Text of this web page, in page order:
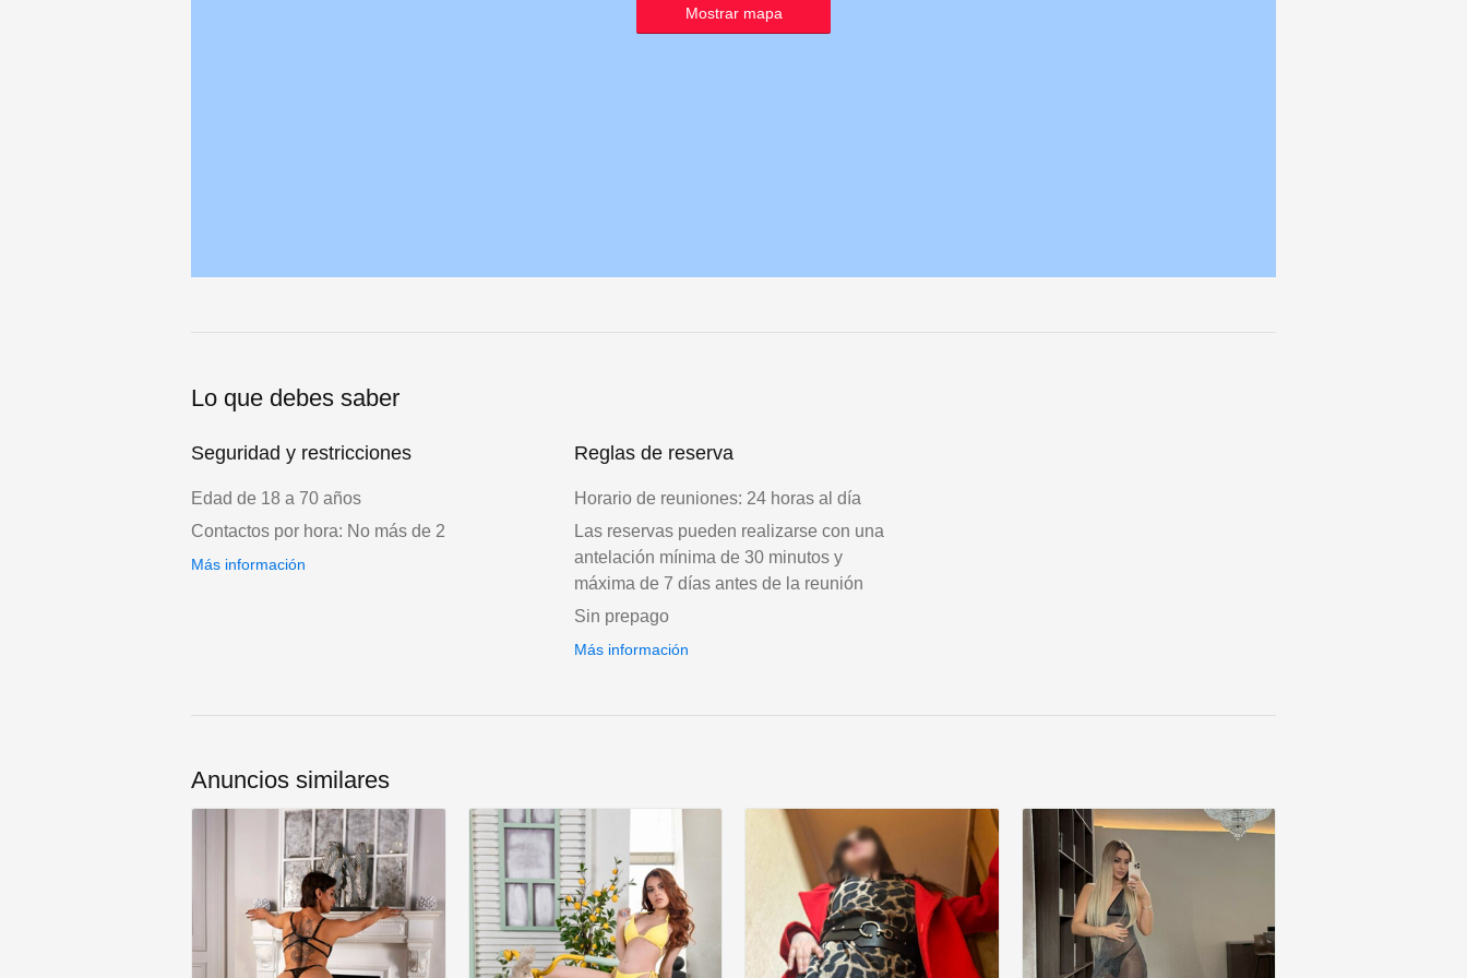
Mostrar mapa
Lo que debes saber
Seguridad y restricciones
Edad de 18 a 70 años
Contactos por hora: No más de 2
Más información
Reglas de reserva
Horario de reuniones: 24 horas al día
Las reservas pueden realizarse con una
antelación mínima de 30 minutos y
máxima de 7 días antes de la reunión
Sin prepago
Más información
Anuncios similares